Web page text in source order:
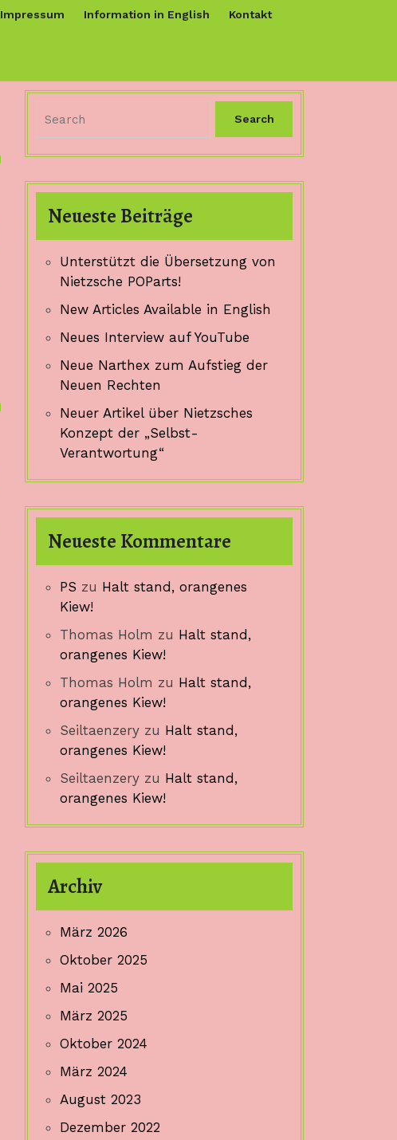
Impressum Information in English Kontakt
for:
Neueste Beiträge
Unterstützt die Übersetzung von
Nietzsche POParts!
New Articles Available in English
Neues Interview auf YouTube
Neue Narthex zum Aufstieg der
Neuen Rechten
Neuer Artikel über Nietzsches
Konzept der „Selbst-
Verantwortung“
Neueste Kommentare
PS zu Halt stand, orangenes
Kiew!
Thomas Holm zu Halt stand,
orangenes Kiew!
Thomas Holm zu Halt stand,
orangenes Kiew!
Seiltaenzery zu Halt stand,
orangenes Kiew!
Seiltaenzery zu Halt stand,
orangenes Kiew!
Archiv
März 2026
Oktober 2025
Mai 2025
März 2025
Oktober 2024
März 2024
August 2023
Dezember 2022